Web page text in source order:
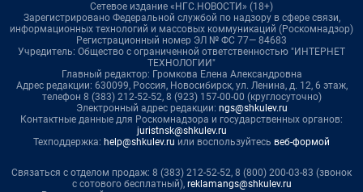
Сетевое издание «НГС.НОВОСТИ» (18+)
Зарегистрировано Федеральной службой по надзору в сфере связи,
информационных технологий и массовых коммуникаций (Роскомнадзор)
Регистрационный номер ЭЛ № ФС 77— 84683
Учредитель: Общество с ограниченной ответственностью "ИНТЕРНЕТ
ТЕХНОЛОГИИ"
Главный редактор: Громкова Елена Александровна
Адрес редакции: 630099, Россия, Новосибирск, ул. Ленина, д. 12, 6 этаж,
телефон 8 (383) 212-52-52, 8 (923) 157-00-00 (круглосуточно)
Электронный адрес редакции: ngs@shkulev.ru
Контактные данные для Роскомнадзора и государственных органов:
juristnsk@shkulev.ru
Техподдержка: help@shkulev.ru или воспользуйтесь веб-формой
Связаться с отделом продаж: 8 (383) 212-52-52, 8 (800) 200-03-83 (звонок
с сотового бесплатный), reklamangs@shkulev.ru